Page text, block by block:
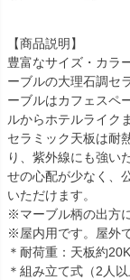
【商品説明】
豊富なサイズ・カラ
ーブルの大理石調セ
ーブルはカフェスペ
ルからホテルライク
セラミック天板は耐
り、紫外線にも強い
せの心配が少なく、
いただけます。
※マーブル柄の出方
※屋内用です。屋外
＊耐荷重：天板約
＊組み立て式（2人以